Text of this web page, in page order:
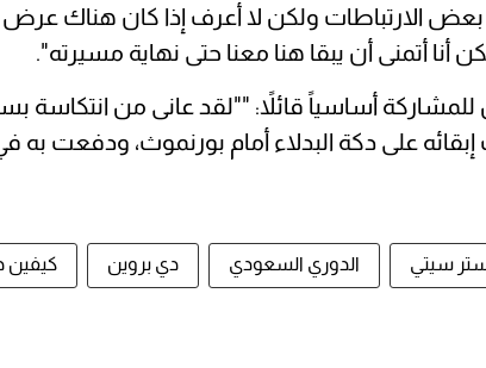
الارتباطات ولكن لا أعرف إذا كان هناك عرض أم
أنا أتمنى أن يبقا هنا معنا حتى نهاية مسيرته".
أساسياً قائلاً: ""لقد عانى من انتكاسة
على دكة البدلاء أمام بورنموث، ودفعت به
سيتي الدوري السعودي دي بروين كيفين